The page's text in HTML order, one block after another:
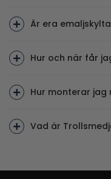
Är era
Hur och när får
Hur monterar jag
Vad är